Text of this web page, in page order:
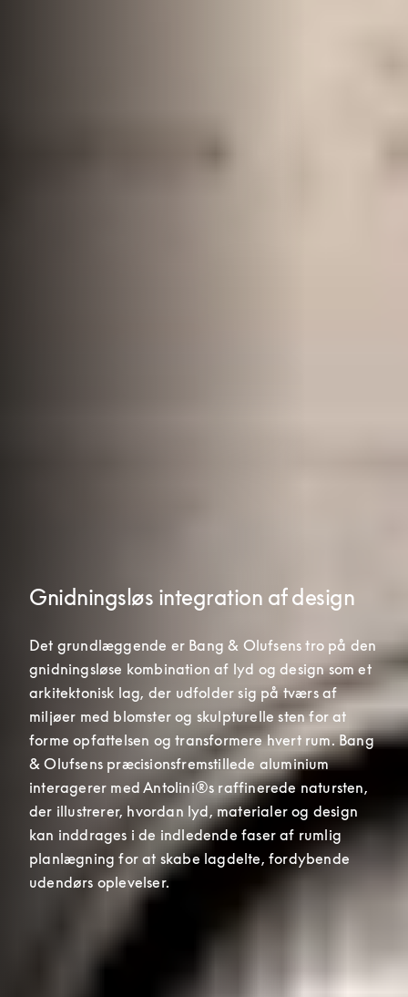
Gnidningsløs integration af design
Det grundlæggende er Bang & Olufsens tro på den
gnidningsløse kombination af lyd og design som et
arkitektonisk lag, der udfolder sig på tværs af
miljøer med blomster og skulpturelle sten for at
forme opfattelsen og transformere hvert rum. Bang
& Olufsens præcisionsfremstillede aluminium
interagerer med Antolini®s raffinerede natursten,
der illustrerer, hvordan lyd, materialer og design
kan inddrages i de indledende faser af rumlig
planlægning for at skabe lagdelte, fordybende
udendørs oplevelser.